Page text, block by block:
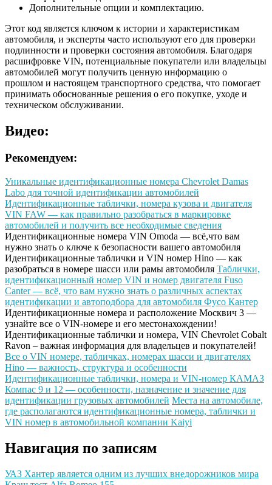
Дополнительные опции и комплектацию.
Этот код является ключом к истории и характеристикам
автомобиля, и эксперты часто используют его для проверки
подлинности и проверки состояния автомобиля. Благодаря
расшифровке VIN, потенциальные покупатели или владельцы
автомобилей могут получить ценную информацию о
прошлом и настоящем транспортного средства, что помогает
принимать обоснованные решения о его покупке, уходе и
техническом обслуживании.
Видео:
Рекомендуем:
Уникальные идентификационные номера Chevrolet Damas
Labo для точной идентификации автомобилей
Идентификационные таблички, номера кузова и двигателя
VIN FAW — как правильно разобраться в маркировке
автомобилей и получить все необходимые сведения
Идентификационные номера VIN Omoda — всё,что вам
нужно знать о ключе к безопасности вашего автомобиля
Идентификационные таблички и VIN номер Hino — как
разобраться в номере шасси или рамы автомобиля Таблички,
идентификационный номер VIN и номер двигателя Fuso
Canter — всё, что вам нужно знать о различных аспектах
идентификации и автоподбора для автомобиля Фусо Кантер
Идентификационные номера и расположение Москвич 3 —
узнайте все о VIN-номере и его местонахождении!
Идентификационные таблички и номера, VIN Chevrolet Cobalt
Ravon – важная информация для владельцев и покупателей!
Все о VIN номере, табличках, номерах шасси и двигателях
Hino — важность, структура и особенности
Идентификационные таблички, номера и VIN-номер КАМАЗ
Компас 9 и 12 — особенности, назначение и значение для
идентификации грузовых автомобилей Места на автомобиле,
где располагаются идентификационные номера, таблички и
VIN номер в автомобильной компании Kaiyi
Навигация по записям
УАЗ Хантер является одним из лучших внедорожников мира